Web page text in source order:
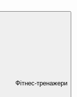
Фітнес-тренажери